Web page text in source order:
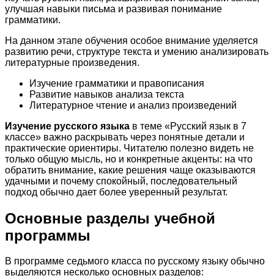
улучшая навыки письма и развивая понимание
грамматики.
На данном этапе обучения особое внимание уделяется
развитию речи, структуре текста и умению анализировать
литературные произведения.
Изучение грамматики и правописания
Развитие навыков анализа текста
Литературное чтение и анализ произведений
Изучение русского языка в теме «Русский язык в 7
классе» важно раскрывать через понятные детали и
практические ориентиры. Читателю полезно видеть не
только общую мысль, но и конкретные акценты: на что
обратить внимание, какие решения чаще оказываются
удачными и почему спокойный, последовательный
подход обычно дает более уверенный результат.
Основные разделы учебной
программы
В программе седьмого класса по русскому языку обычно
выделяются несколько основных разделов: